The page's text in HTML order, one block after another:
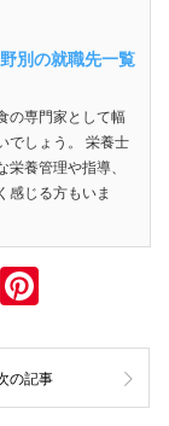
別の就職先一覧
の専門家として幅
でしょう。 栄養士
養管理や指導、
感じる方もいま
P
er
e
の記事